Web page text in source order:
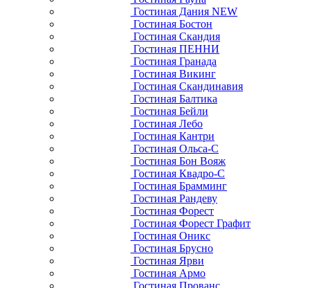
Гостиная Дания NEW
Гостиная Бостон
Гостиная Скандия
Гостиная ПЕННИ
Гостиная Гранада
Гостиная Викинг
Гостиная Скандинавия
Гостиная Балтика
Гостиная Бейли
Гостиная Лебо
Гостиная Кантри
Гостиная Ольса-С
Гостиная Бон Вояж
Гостиная Квадро-С
Гостиная Брамминг
Гостиная Рандеву
Гостиная Форест
Гостиная Форест Графит
Гостиная Оникс
Гостиная Брусно
Гостиная Ярви
Гостиная Армо
Гостиная Прованс